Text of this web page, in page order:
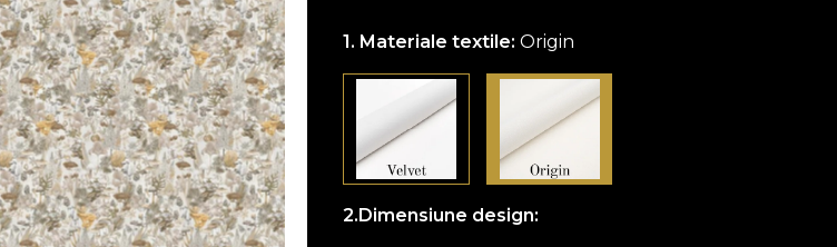
Materiale textile:Origin
Dimensiune design: